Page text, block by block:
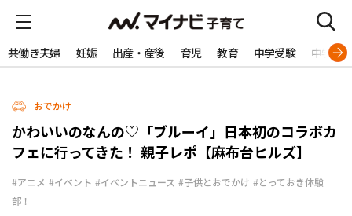
共働き夫婦 妊娠 出産・産後 育児 教育 中学受験 中学生
おでかけ
かわいいのなんの♡「ブルーイ」日本初のコラボカ
フェに行ってきた！ 親子レポ【麻布台ヒルズ】
#アニメ #イベント #イベントニュース #子供とおでかけ #とっておき体験
部！